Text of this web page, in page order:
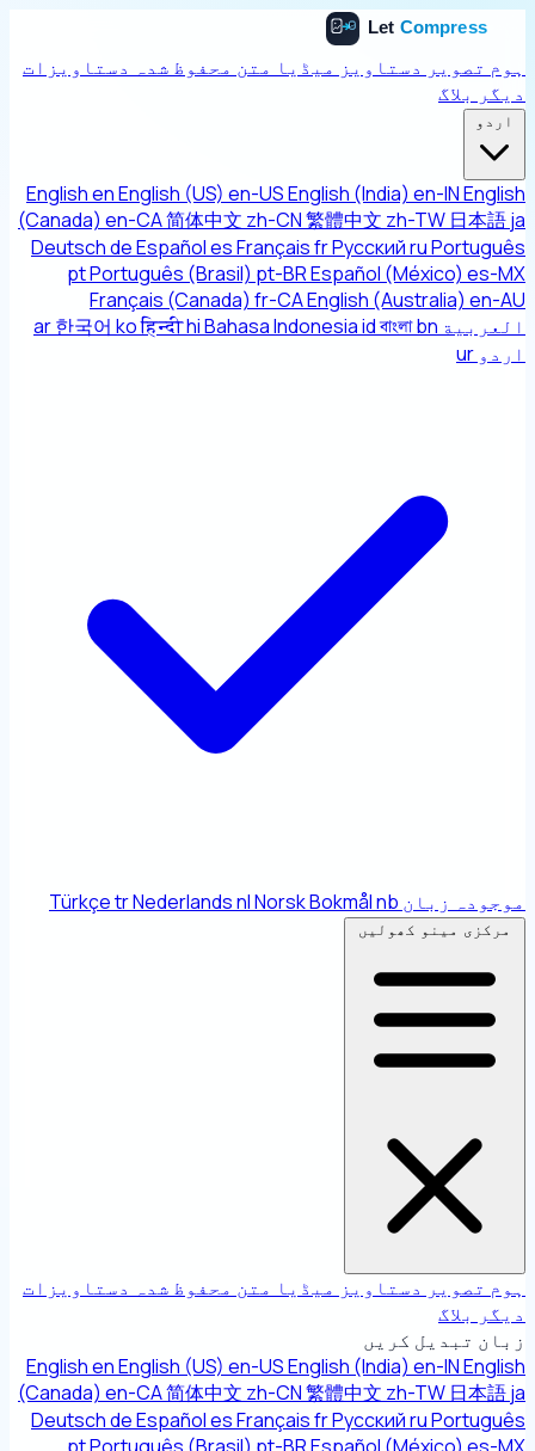
ہوم تصویر دستاویز میڈیا متن محفوظ شدہ دستاویزات
دیگر بلاگ
اردو
EnglishenEnglish (US) en-USEnglish (India) en-INEnglish
(Canada) en-CA简体中文 zh-CN繁體中文 zh-TW 日本語ja
DeutschdeEspañolesFrançaisfrРусскийruPortuguês
ptPortuguês (Brasil) pt-BREspañol (México) es-MX
Français (Canada) fr-CAEnglish (Australia) en-AU
العربية
ar한국어 koहिन्दीhiBahasa Indonesiaidবাংলাbn
اردو ur
موجودہ زبان TürkçetrNederlandsnlNorsk Bokmålnb
مرکزی مینو کھولیں
ہوم تصویر دستاویز میڈیا متن محفوظ شدہ دستاویزات
دیگر بلاگ
زبان تبدیل کریں
EnglishenEnglish (US) en-USEnglish (India) en-INEnglish
(Canada) en-CA简体中文 zh-CN繁體中文 zh-TW 日本語ja
DeutschdeEspañolesFrançaisfrРусскийruPortuguês